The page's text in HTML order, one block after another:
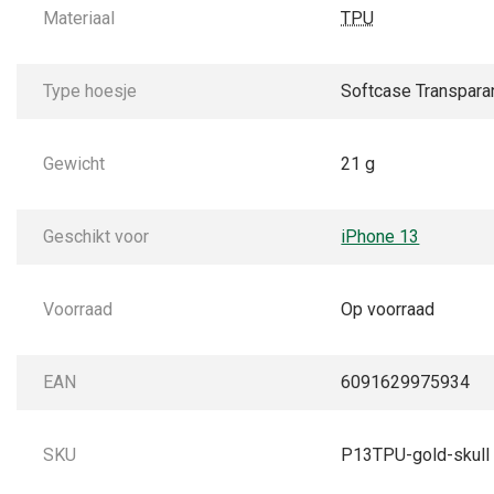
Materiaal TPU
Type hoesje Softcase
Gewicht 21 g
Geschikt voor iPhone 13
Voorraad Op voorraad
EAN 6091629975934
SKU P13TPU-gold-skull